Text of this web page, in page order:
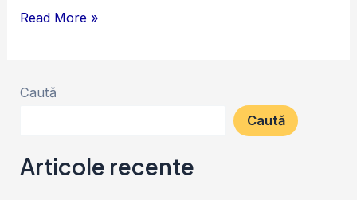
Read More »
Caută
Caută
Articole recente